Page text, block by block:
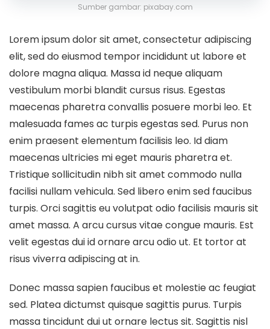
Sumber gambar: pixabay.com
Lorem ipsum dolor sit amet, consectetur adipiscing
elit, sed do eiusmod tempor incididunt ut labore et
dolore magna aliqua. Massa id neque aliquam
vestibulum morbi blandit cursus risus. Egestas
maecenas pharetra convallis posuere morbi leo. Et
malesuada fames ac turpis egestas sed. Purus non
enim praesent elementum facilisis leo. Id diam
maecenas ultricies mi eget mauris pharetra et.
Tristique sollicitudin nibh sit amet commodo nulla
facilisi nullam vehicula. Sed libero enim sed faucibus
turpis. Orci sagittis eu volutpat odio facilisis mauris sit
amet massa. A arcu cursus vitae congue mauris. Est
velit egestas dui id ornare arcu odio ut. Et tortor at
risus viverra adipiscing at in.
Donec massa sapien faucibus et molestie ac feugiat
sed. Platea dictumst quisque sagittis purus. Turpis
massa tincidunt dui ut ornare lectus sit. Sagittis nisl